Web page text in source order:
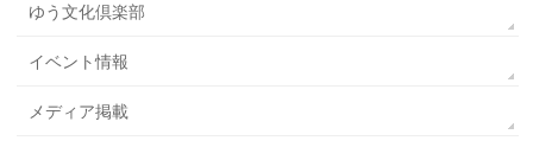
ゆう文化倶楽部
イベント情報
メディア掲載